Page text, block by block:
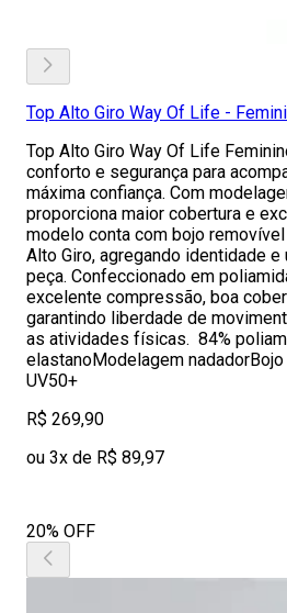
Top Alto Giro Way Of Life -
Top Alto Giro Way Of Life
conforto e segurança para
máxima confiança. Com
proporciona maior cobertura e
modelo conta com bojo
Alto Giro, agregando identidade
peça. Confeccionado em
excelente compressão, boa
garantindo liberdade de
as atividades físicas. 84%
elastanoModelagem
UV50+
R$ 269,90
ou 3x de R$ 89,97
20% OFF